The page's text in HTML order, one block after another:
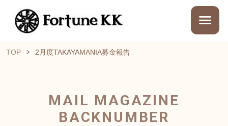
TOP 2月度TAKAYAMANIA募金報告
MAIL MAGAZINE
BACKNUMBER